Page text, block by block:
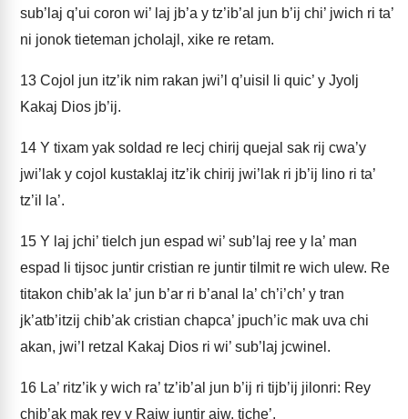
sub’laj q’ui coron wi’ laj jb’a y tz’ib’al jun b’ij chi’ jwich ri ta’
ni jonok tieteman jcholajl, xike re retam.
13 Cojol jun itz’ik nim rakan jwi’l q’uisil li quic’ y Jyolj
Kakaj Dios jb’ij.
14 Y tixam yak soldad re lecj chirij quejal sak rij cwa’y
jwi’lak y cojol kustaklaj itz’ik chirij jwi’lak ri jb’ij lino ri ta’
tz’il la’.
15 Y laj jchi’ tielch jun espad wi’ sub’laj ree y la’ man
espad li tijsoc juntir cristian re juntir tilmit re wich ulew. Re
titakon chib’ak la’ jun b’ar ri b’anal la’ ch’i’ch’ y tran
jk’atb’itzij chib’ak cristian chapca’ jpuch’ic mak uva chi
akan, jwi’l retzal Kakaj Dios ri wi’ sub’laj jcwinel.
16 La’ ritz’ik y wich ra’ tz’ib’al jun b’ij ri tijb’ij jilonri: Rey
chib’ak mak rey y Rajw juntir ajw, tiche’.